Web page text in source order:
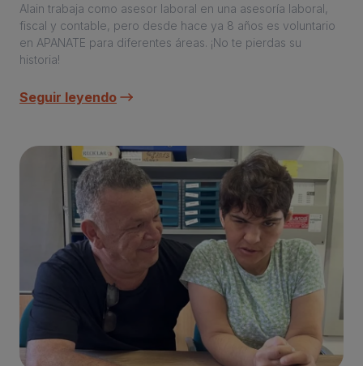
Alain trabaja como asesor laboral en una asesoría laboral,
fiscal y contable, pero desde hace ya 8 años es voluntario
en APANATE para diferentes áreas. ¡No te pierdas su
historia!
Seguir leyendo